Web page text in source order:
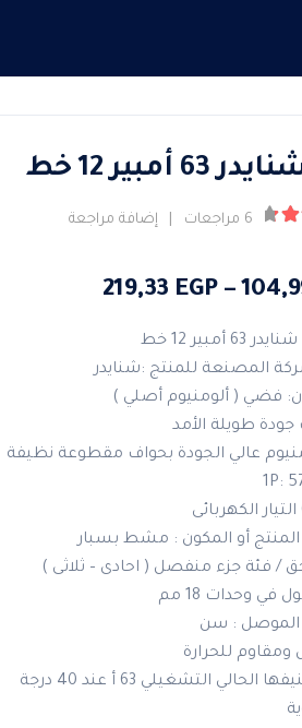
63 أمبير 12 خط
6 مراجعات إضافة مراجعة
–
219,33 EGP
⁦219,33 EGP⁩
63 أمبير 12 خط
المصنعة للمنتج :شنايدر
فضي ( ألومنيوم أصلي )
جودة طويلة الأمد
عالي الجودة بحواف مقطوعة نظيفة
1P:
المنتج أو المكون : مشط بسبار
/ فئة جزء منفصل ( احادى – ثلاثى )
في وحدات 18 مم
الموصل : سن
ومقاوم للحرارة
تصنيفها الحالي التشغيلي 63 أ عند 40 درجة